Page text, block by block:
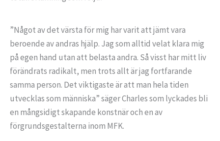
”Något av det värsta för mig har varit att jämt vara
beroende av andras hjälp. Jag som alltid velat klara mig
på egen hand utan att belasta andra. Så visst har mitt liv
förändrats radikalt, men trots allt är jag fortfarande
samma person. Det viktigaste är att man hela tiden
utvecklas som människa” säger Charles som lyckades bli
en mångsidigt skapande konstnär och en av
förgrundsgestalterna inom MFK.